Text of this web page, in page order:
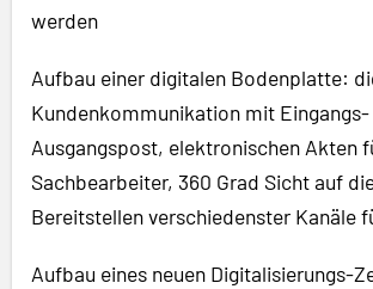
werden
Aufbau einer digitalen Bodenplatte:
Kundenkommunikation mit Eingangs-
Ausgangspost, elektronischen Akten
Sachbearbeiter, 360 Grad Sicht auf
Bereitstellen verschiedenster Kanäle
Aufbau eines neuen Digitalisierungs-